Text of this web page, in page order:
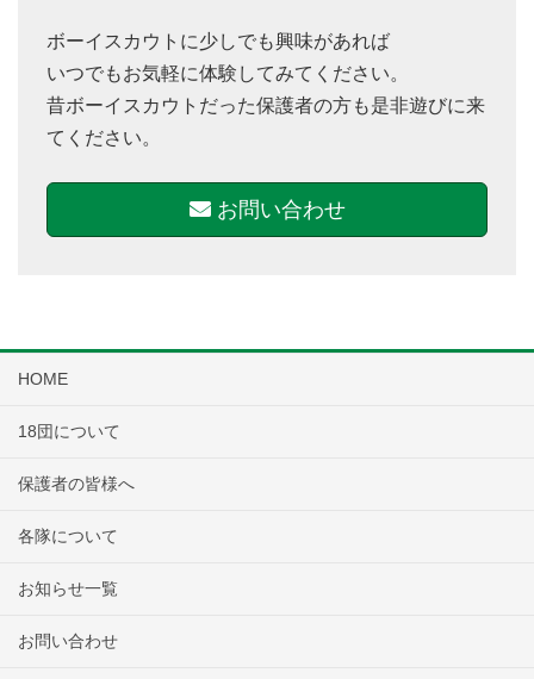
ボーイスカウトに少しでも興味があれば
いつでもお気軽に体験してみてください。
昔ボーイスカウトだった保護者の方も是非遊びに来
てください。
お問い合わせ
HOME
18団について
保護者の皆様へ
各隊について
お知らせ一覧
お問い合わせ